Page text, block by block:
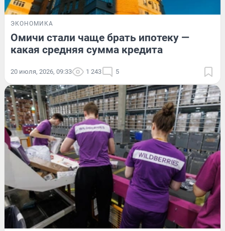
ЭКОНОМИКА
Омичи стали чаще брать ипотеку —
какая средняя сумма кредита
20 июля, 2026, 09:33 1 243 5